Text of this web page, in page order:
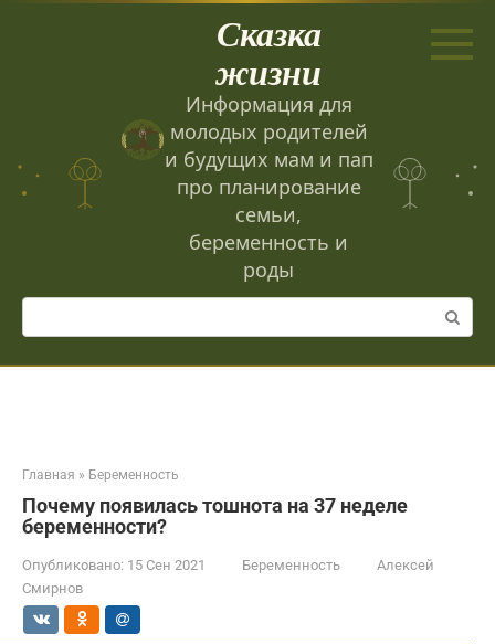
Сказка
жизни
Информация для
молодых родителей
и будущих мам и пап
про планирование
семьи,
беременность и
роды
Поиск:
Главная » Беременность
Почему появилась тошнота на 37 неделе
беременности?
Опубликовано: 15 Сен 2021 Беременность
Алексей
Смирнов